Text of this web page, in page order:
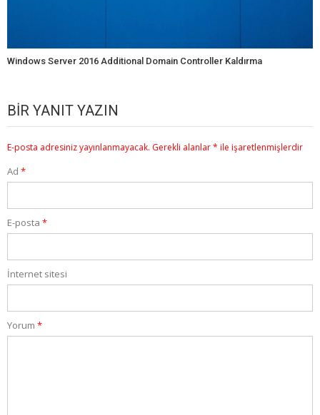
Windows Server 2016 Additional Domain Controller Kaldırma
BIR YANIT YAZIN
E-posta adresiniz yayınlanmayacak. Gerekli alanlar* ile işaretlenmişlerdir
Ad *
E-posta *
İnternet sitesi
Yorum *